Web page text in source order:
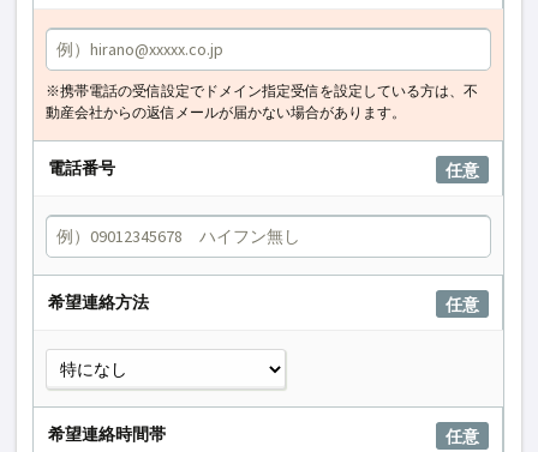
※携帯電話の受信設定でドメイン指定受信を設定している方は、不
動産会社からの返信メールが届かない場合があります。
電話番号 任意
希望連絡方法 任意
希望連絡時間帯 任意